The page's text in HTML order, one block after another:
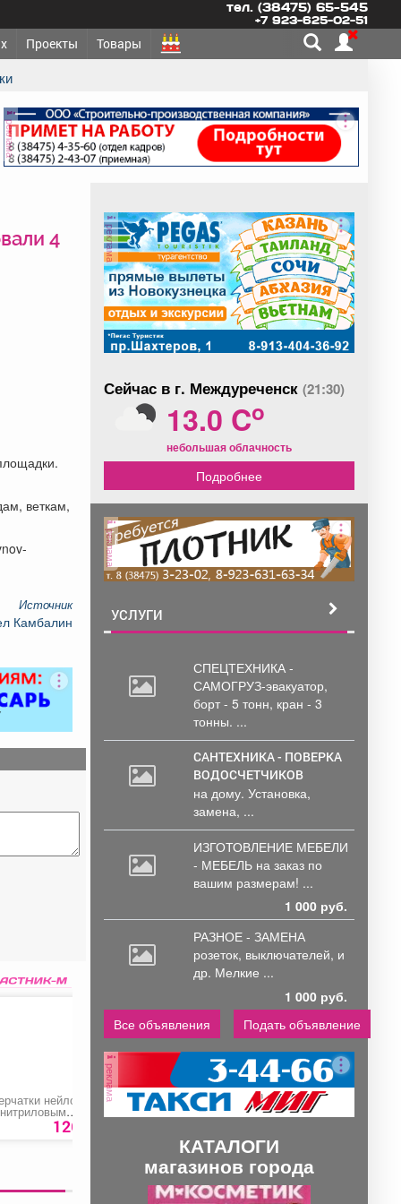
тел. (38475) 65-545
+7 923-625-02-51
Проекты Товары
реклама
4
веткам,
Источник
Камбалин
нейлоновые
«Супер
126 руб.
Заглушка кабель
канала для
Нож для триммера
реклама
Сейчас в г. Междуреченск (21:30)
13.0 Co
небольшая облачность
Подробнее
реклама
УСЛУГИ
СПЕЦТЕХНИКА -
САМОГРУЗ-эвакуатор,
борт - 5 тонн, кран - 3
тонны. ...
САНТЕХНИКА - ПОВЕРКА
ВОДОСЧЕТЧИКОВ
на дому. Установка,
замена, ...
ИЗГОТОВЛЕНИЕ МЕБЕЛИ
- МЕБЕЛЬ на заказ по
вашим размерам! ...
1 000 руб.
РАЗНОЕ - ЗАМЕНА
розеток, выключателей, и
др. Мелкие ...
1 000 руб.
Все объявления
Подать объявление
реклама
КАТАЛОГИ
магазинов города